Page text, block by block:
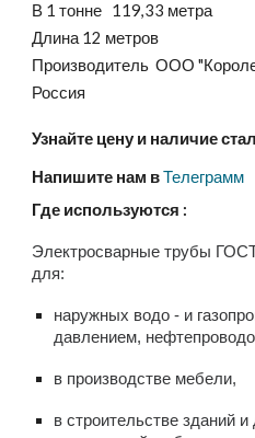
В 1 тонне 119,33 метра
Длина 12 метров
Производитель ООО
Россия
Узнайте цену и наличие
Напишите нам вТелеграмм
Где используются :
Электросварные трубы
для:
наружных водо - и
давлением,
в производстве мебели,
в строительстве зданий